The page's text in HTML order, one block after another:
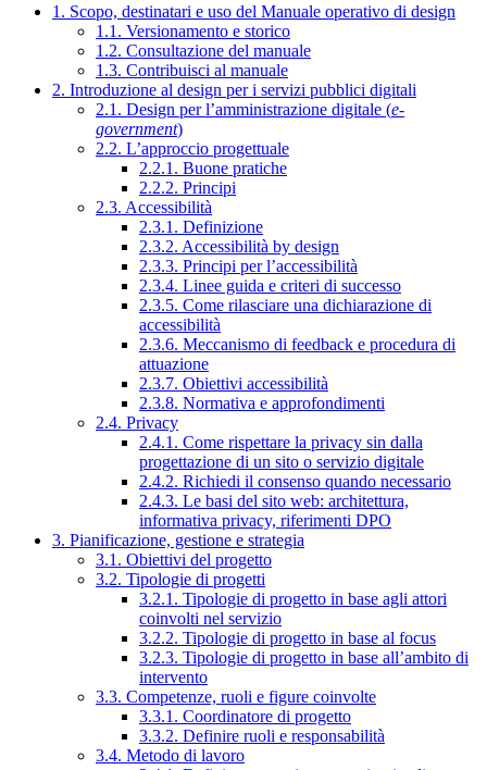
1. Scopo, destinatari e uso del Manuale operativo di design
1.1. Versionamento e storico
1.2. Consultazione del manuale
1.3. Contribuisci al manuale
2. Introduzione al design per i servizi pubblici digitali
2.1. Design per l’amministrazione digitale (e-
government)
2.2. L’approccio progettuale
2.2.1. Buone pratiche
2.2.2. Principi
2.3. Accessibilità
2.3.1. Definizione
2.3.2. Accessibilità by design
2.3.3. Principi per l’accessibilità
2.3.4. Linee guida e criteri di successo
2.3.5. Come rilasciare una dichiarazione di
accessibilità
2.3.6. Meccanismo di feedback e procedura di
attuazione
2.3.7. Obiettivi accessibilità
2.3.8. Normativa e approfondimenti
2.4. Privacy
2.4.1. Come rispettare la privacy sin dalla
progettazione di un sito o servizio digitale
2.4.2. Richiedi il consenso quando necessario
2.4.3. Le basi del sito web: architettura,
informativa privacy, riferimenti DPO
3. Pianificazione, gestione e strategia
3.1. Obiettivi del progetto
3.2. Tipologie di progetti
3.2.1. Tipologie di progetto in base agli attori
coinvolti nel servizio
3.2.2. Tipologie di progetto in base al focus
3.2.3. Tipologie di progetto in base all’ambito di
intervento
3.3. Competenze, ruoli e figure coinvolte
3.3.1. Coordinatore di progetto
3.3.2. Definire ruoli e responsabilità
3.4. Metodo di lavoro